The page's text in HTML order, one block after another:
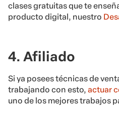
clases gratuitas que te
producto digital, nuestro
4. Afiliado
Si ya posees técnicas de
trabajando con esto, actuar
uno de los mejores trabajos